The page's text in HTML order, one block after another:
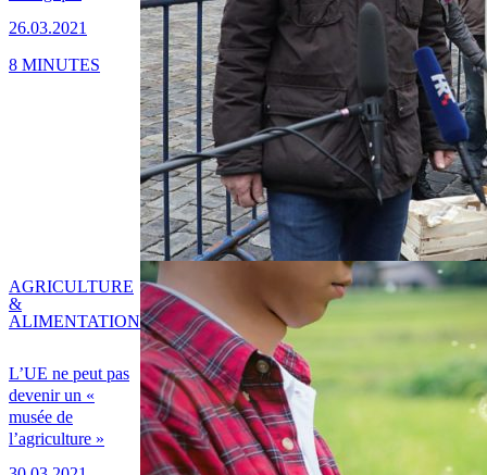
26.03.2021
8 MINUTES
L’UE ne peut pas
devenir un «
musée de
l’agriculture »
AGRICULTURE
&
ALIMENTATION